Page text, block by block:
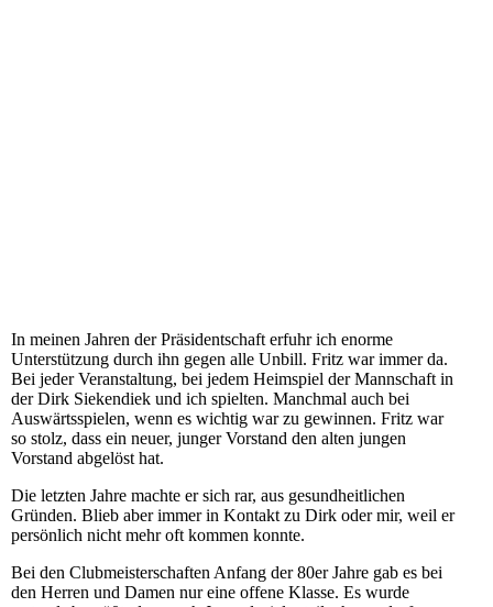
In meinen Jahren der Präsidentschaft erfuhr ich enorme
Unterstützung durch ihn gegen alle Unbill. Fritz war immer da.
Bei jeder Veranstaltung, bei jedem Heimspiel der Mannschaft in
der Dirk Siekendiek und ich spielten. Manchmal auch bei
Auswärtsspielen, wenn es wichtig war zu gewinnen. Fritz war
so stolz, dass ein neuer, junger Vorstand den alten jungen
Vorstand abgelöst hat.
Die letzten Jahre machte er sich rar, aus gesundheitlichen
Gründen. Blieb aber immer in Kontakt zu Dirk oder mir, weil er
persönlich nicht mehr oft kommen konnte.
Bei den Clubmeisterschaften Anfang der 80er Jahre gab es bei
den Herren und Damen nur eine offene Klasse. Es wurde